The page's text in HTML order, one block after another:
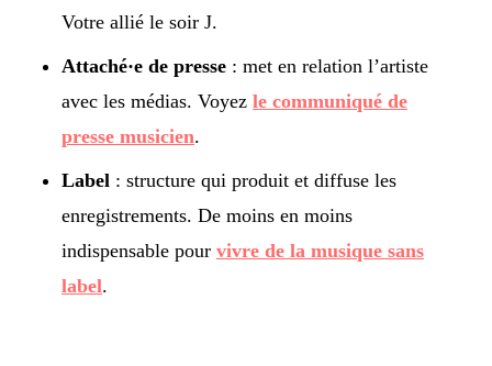
Votre allié le soir J.
Attaché·e de presse : met en relation l’artiste
avec les médias. Voyez le communiqué de
presse musicien.
Label : structure qui produit et diffuse les
enregistrements. De moins en moins
indispensable pour vivre de la musique sans
label.